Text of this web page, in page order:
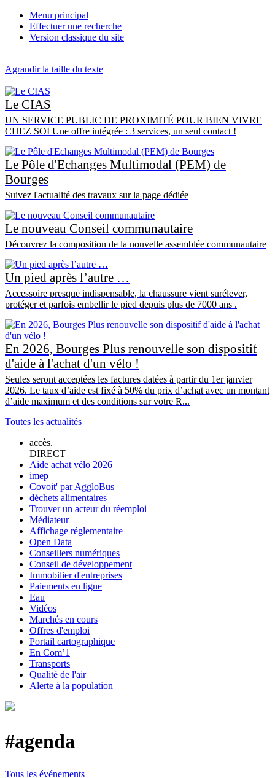
Menu principal
Effectuer une recherche
Version classique du site
Agrandir la taille du texte
Le CIAS
UN SERVICE PUBLIC DE PROXIMITÉ POUR BIEN VIVRE
CHEZ SOI Une offre intégrée : 3 services, un seul contact !
Le Pôle d'Echanges Multimodal (PEM) de
Bourges
Suivez l'actualité des travaux sur la page dédiée
Le nouveau Conseil communautaire
Découvrez la composition de la nouvelle assemblée communautaire
Un pied après l’autre …
Accessoire presque indispensable, la chaussure vient surélever,
protéger et parfois embellir le pied depuis plus de 7000 ans .
En 2026, Bourges Plus renouvelle son dispositif
d'aide à l'achat d'un vélo !
Seules seront acceptées les factures datées à partir du 1er janvier
2026. Le taux d’aide est fixé à 50% du prix d’achat avec un montant
d’aide maximum et des conditions sur votre R...
Toutes les actualités
accès.
DIRECT
Aide achat vélo 2026
imep
Covoit' par AggloBus
déchets alimentaires
Trouver un acteur du réemploi
Médiateur
Affichage réglementaire
Open Data
Conseillers numériques
Conseil de développement
Immobilier d'entreprises
Paiements en ligne
Eau
Vidéos
Marchés en cours
Offres d'emploi
Portail cartographique
En Com’1
Transports
Qualité de l'air
Alerte à la population
#agenda
Tous les événements